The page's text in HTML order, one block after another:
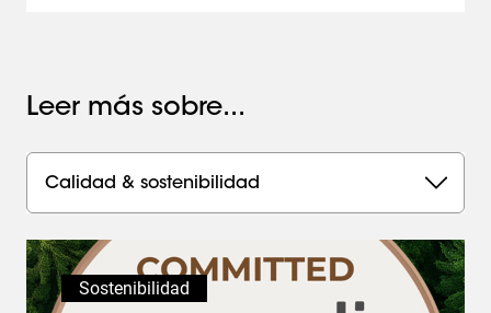
Leer más sobre...
Calidad & sostenibilidad
Sostenibilidad